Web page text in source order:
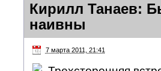
Кирилл Танаев:
наивны
7 марта 2011, 21:41